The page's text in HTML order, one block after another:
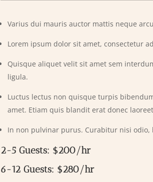
Varius dui mauris auctor mattis neque
Lorem ipsum dolor sit amet, consectetur
Quisque aliquet velit sit amet sem
ligula.
Luctus lectus non quisque turpis
amet. Etiam quis blandit erat donec
In non pulvinar purus. Curabitur nisi
2-5 Guests: $200/hr
6-12 Guests: $280/hr